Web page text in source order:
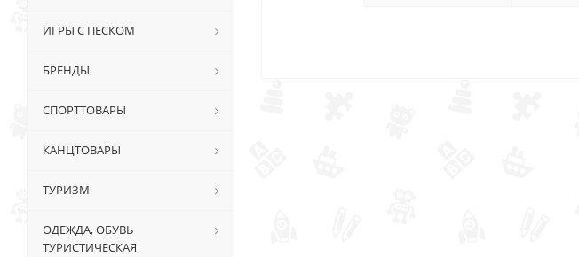
ИГРЫ С ПЕСКОМ
БРЕНДЫ
СПОРТТОВАРЫ
КАНЦТОВАРЫ
ТУРИЗМ
ОДЕЖДА, ОБУВЬ
ТУРИСТИЧЕСКАЯ